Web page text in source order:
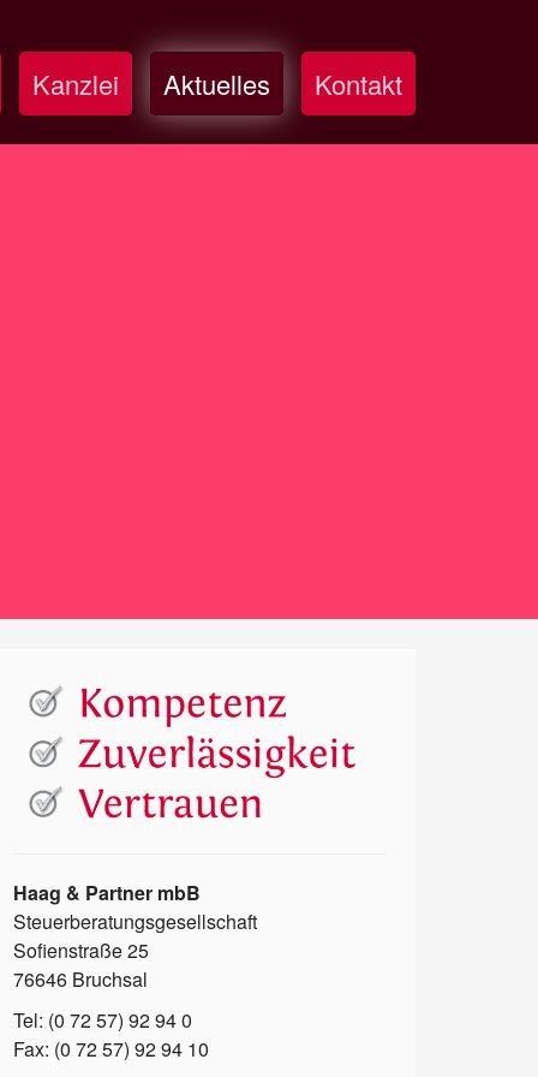
Kanzlei Aktuelles Kontakt
Haag & Partner mbB
Steuerberatungsgesellschaft
Sofienstraße 25
76646 Bruchsal
Tel: (0 72 57) 92 94 0
Fax: (0 72 57) 92 94 10